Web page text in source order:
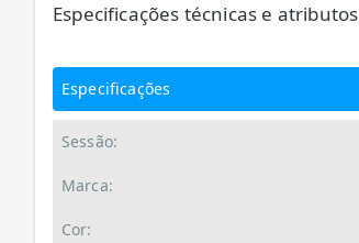
Especificações técnicas e atributos
Especificações
Sessão:
Marca:
Cor: